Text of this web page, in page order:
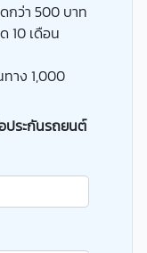
กว่า 500 บาท
10 เดือน
ทาง 1,000
ประกันรถยนต์